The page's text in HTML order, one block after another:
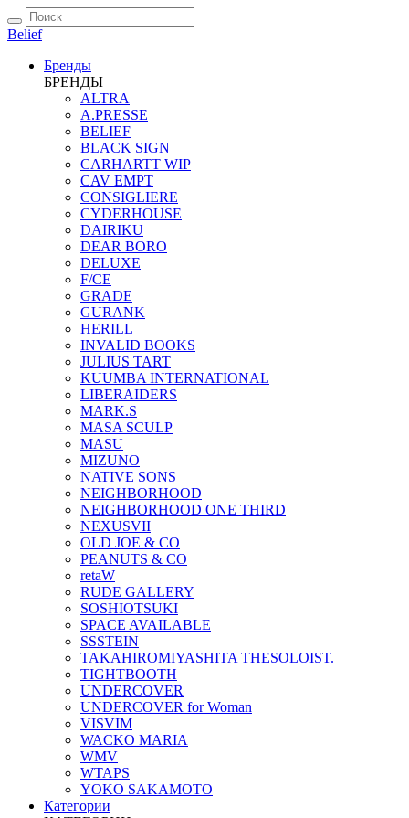
Belief
Бренды
БРЕНДЫ
ALTRA
A.PRESSE
BELIEF
BLACK SIGN
CARHARTT WIP
CAV EMPT
CONSIGLIERE
CYDERHOUSE
DAIRIKU
DEAR BORO
DELUXE
F/CE
GRADE
GURANK
HERILL
INVALID BOOKS
JULIUS TART
KUUMBA INTERNATIONAL
LIBERAIDERS
MARK.S
MASA SCULP
MASU
MIZUNO
NATIVE SONS
NEIGHBORHOOD
NEIGHBORHOOD ONE THIRD
NEXUSVII
OLD JOE & CO
PEANUTS & CO
retaW
RUDE GALLERY
SOSHIOTSUKI
SPACE AVAILABLE
SSSTEIN
TAKAHIROMIYASHITA THESOLOIST.
TIGHTBOOTH
UNDERCOVER
UNDERCOVER for Woman
VISVIM
WACKO MARIA
WMV
WTAPS
YOKO SAKAMOTO
Категории